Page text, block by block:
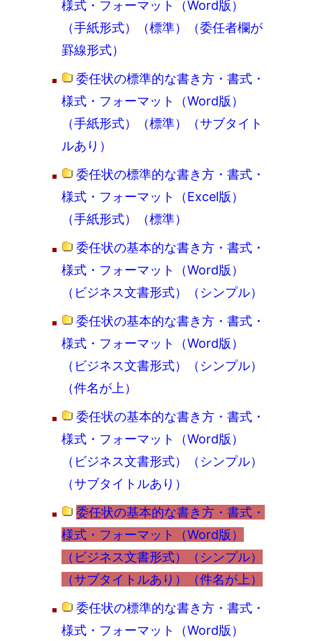
様式・フォーマット（Word版）
（手紙形式）（標準）（委任者欄が
罫線形式）
委任状の標準的な書き方・書式・
様式・フォーマット（Word版）
（手紙形式）（標準）（サブタイト
ルあり）
委任状の標準的な書き方・書式・
様式・フォーマット（Excel版）
（手紙形式）（標準）
委任状の基本的な書き方・書式・
様式・フォーマット（Word版）
（ビジネス文書形式）（シンプル）
委任状の基本的な書き方・書式・
様式・フォーマット（Word版）
（ビジネス文書形式）（シンプル）
（件名が上）
委任状の基本的な書き方・書式・
様式・フォーマット（Word版）
（ビジネス文書形式）（シンプル）
（サブタイトルあり）
委任状の基本的な書き方・書式・
様式・フォーマット（Word版）
（ビジネス文書形式）（シンプル）
（サブタイトルあり）（件名が上）
委任状の標準的な書き方・書式・
様式・フォーマット（Word版）